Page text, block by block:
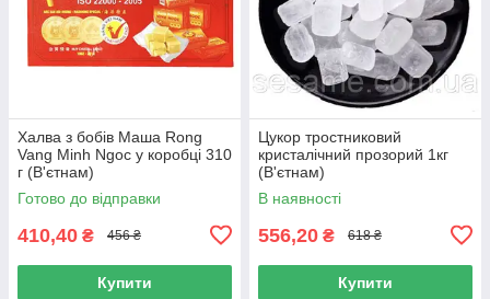
Халва з бобів Маша Rong
Vang Minh Ngoc у коробці 310
г (В'єтнам)
Готово до відправки
410,40 ₴ 456 ₴
Купити
Цукор тростниковий
кристалічний прозорий 1кг
(В'єтнам)
В наявності
556,20 ₴ 618 ₴
Купити